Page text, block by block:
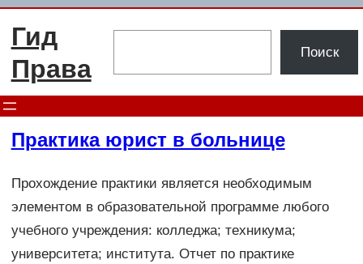
Перейти
содержимому
Гид
Права
Поиск
Практика юрист в больнице
Прохождение практики является необходимым
элементом в образовательной программе любого
учебного учреждения: колледжа; техникума;
университета; института. Отчет по практике